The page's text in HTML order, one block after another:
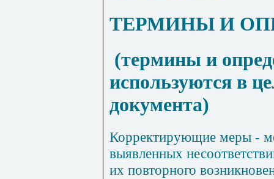
ТЕРМИНЫ И
(термины и
используются в
документа)
Корректирующие меры -
выявленных
их повторного